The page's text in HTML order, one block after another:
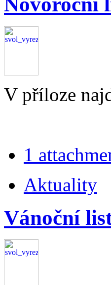
V příloze
1
Aktuality
Vánoční